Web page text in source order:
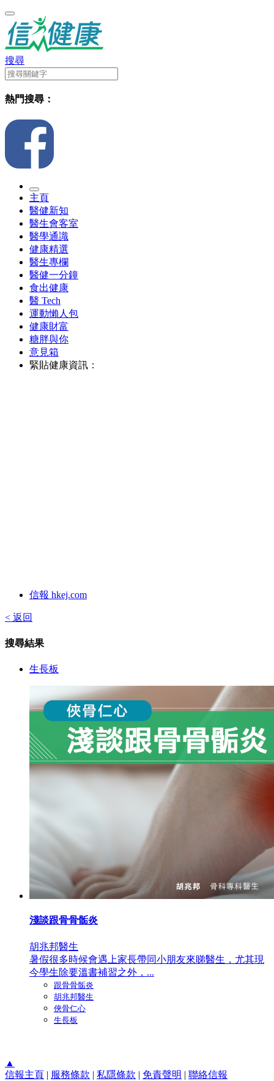
搜尋
熱門搜尋：
主頁
醫健新知
醫生會客室
醫學通識
健康精選
醫生專欄
醫健一分鐘
食出健康
醫 Tech
運動懶人包
健康財富
糖胖與你
意見箱
緊貼健康資訊：
信報 hkej.com
< 返回
搜尋結果
生長板
淺談跟骨骨骺炎
胡兆邦醫生
暑假很多時候會遇上家長帶同小朋友來睇醫生，尤其現
今學生除要溫書補習之外，...
跟骨骨骺炎
胡兆邦醫生
俠骨仁心
生長板
▲
信報主頁 | 服務條款 | 私隱條款 | 免責聲明 | 聯絡信報